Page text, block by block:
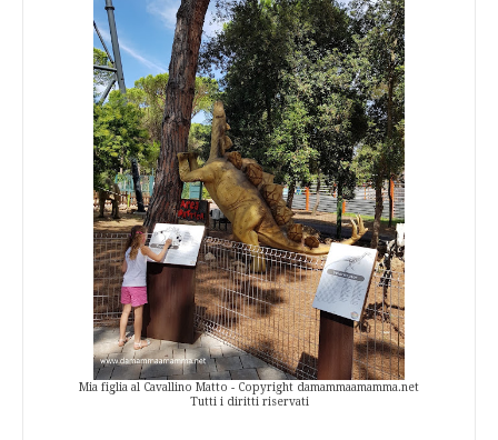
Mia figlia al Cavallino Matto - Copyright damammaamamma.net
Tutti i diritti riservati